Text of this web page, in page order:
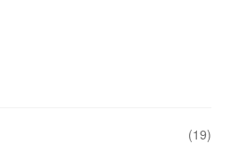
(19)